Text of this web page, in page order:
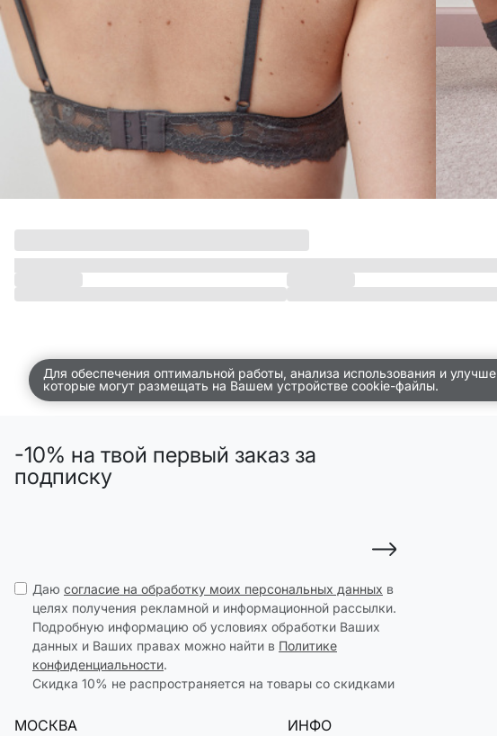
КУПАЛЬНЫЙ СЕЗОН
ЛЕТНЯЯ БЕЗМЯТЕЖНОСТЬ
НОВИНКИ
ТЕКСТИЛЬ
ПОСУДА
ДЕКОР
АРОМАТЫ ДЛЯ ДОМА
КАНЦЕЛЯРИЯ
ВАННАЯ
ДЕТСТВО
ВСЕЛЕННАЯ ВИГГЕ
СКОРО В ПРОДАЖЕ
ПОДАРОЧНЫЕ СЕРТИФИКАТЫ
Для обеспечения оптимальной работы, анализа использования и
которые могут размещать на Вашем устройстве cookie-файлы.
-10% на твой первый заказ за
подписку
Даю согласие на обработку моих персональных данных в
целях получения рекламной и информационной рассылки.
Подробную информацию об условиях обработки Ваших
данных и Ваших правах можно найти в Политике
конфиденциальности.
Скидка 10% не распространяется на товары со скидками
МОСКВА ИНФО